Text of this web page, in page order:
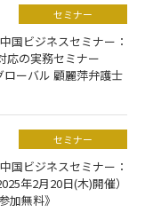
セミナー
国ビジネスセミナー：
応の実務セミナー
ローバル 顧麗萍弁護士
セミナー
国ビジネスセミナー：
年2月20日(木)開催）
加無料》